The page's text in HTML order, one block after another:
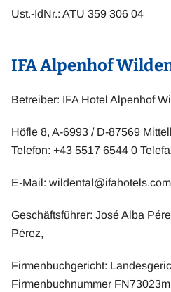
Ust.-IdNr.: ATU 359 306 04
IFA Alpenhof
Betreiber: IFA Hotel Alpenhof
Höfle 8, A-6993 / D-87569
Telefon: +43 5517 6544 0
E-Mail: wildental@ifahotels.com
Geschäftsführer: José Alba
Pérez,
Firmenbuchgericht:
Firmenbuchnummer FN73023m